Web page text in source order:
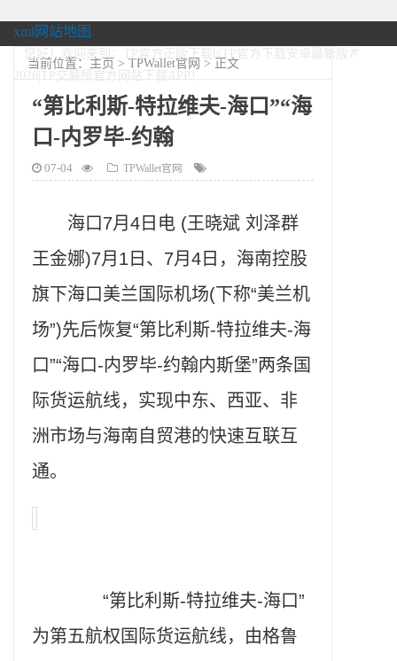
xml网站地图
您好！欢迎来到：TP官方正版下载b|TP官方下载安卓最新版本
2026|TP交易所官方网站下载APP！
当前位置： 主页 > TPWallet官网 > 正文
“第比利斯-特拉维夫-海口”“海
口-内罗毕-约翰
07-04 TPWallet官网
海口7月4日电 (王晓斌 刘泽群
王金娜)7月1日、7月4日，海南控股
旗下海口美兰国际机场(下称“美兰机
场”)先后恢复“第比利斯-特拉维夫-海
口”“海口-内罗毕-约翰内斯堡”两条国
际货运航线，实现中东、西亚、非
洲市场与海南自贸港的快速互联互
通。
“第比利斯-特拉维夫-海口”
为第五航权国际货运航线，由格鲁